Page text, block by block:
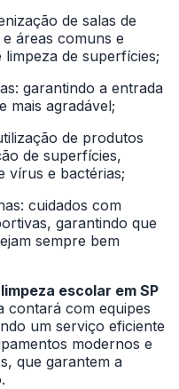
de salas de
áreas comuns e
de superfícies;
garantindo a entrada
mais agradável;
de produtos
de superfícies,
vírus e bactérias;
cuidados com
garantindo que
sempre bem
escolar em SP
contará com equipes
um serviço eficiente
modernos e
que garantem a